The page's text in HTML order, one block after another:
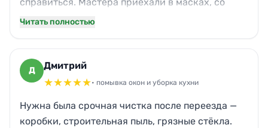
справиться. Мастера приехали в масках, со
своей химией. Без резкого запаха — для меня
порядок навели. Кот, кстати, не стрессовал,
девушки вели себя аккуратно. Дом теперь
наша забота.
Читать полностью
Д Дмитрий
★★★★★• помывка окон и уборка кухни
Нужна была срочная чистка после переезда —
коробки, строительная пыль, грязные стёкла.